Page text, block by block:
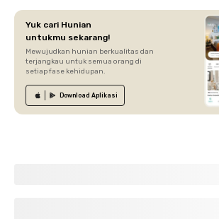
Yuk cari Hunian
untukmu sekarang!
Mewujudkan hunian berkualitas dan
terjangkau untuk semua orang di
setiap fase kehidupan.
Download Aplikasi